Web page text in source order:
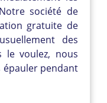
société de
gratuite de
des
le voulez, nous
épauler pendant